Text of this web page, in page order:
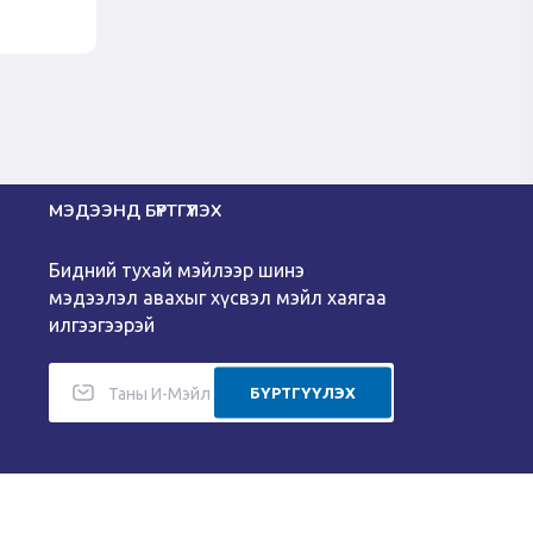
МЭДЭЭНД БҮРТГҮҮЛЭХ
Бидний тухай мэйлээр шинэ
мэдээлэл авахыг хүсвэл мэйл хаягаа
илгээгээрэй
БҮРТГҮҮЛЭХ